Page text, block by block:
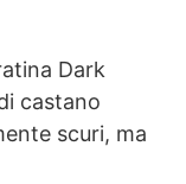
Dark
castano
scuri, ma